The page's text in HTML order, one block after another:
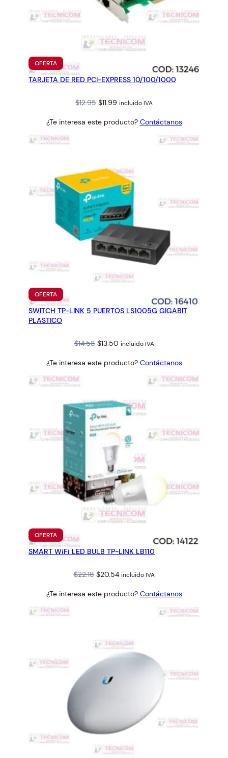
OFERTAPRODUCTO
EN
OFERTA
TARJETA DE RED PCI-EXPRESS 10/100/1000
$12.95 Original
was:
$11.99 Current
is:
incluido IVA
¿Te interesa este producto? Contáctanos
OFERTAPRODUCTO
EN
OFERTA
SWITCH TP-LINK 5 PUERTOS LS1005G GIGABIT
PLASTICO
$14.58 Original
was:
$13.50Current
is:
incluido IVA
¿Te interesa este producto? Contáctanos
OFERTAPRODUCTO
EN
OFERTA
SMART WiFi LED BULB TP-LINK LB110
$22.18 Original
was:
$20.54Current
is:
incluido IVA
¿Te interesa este producto? Contáctanos